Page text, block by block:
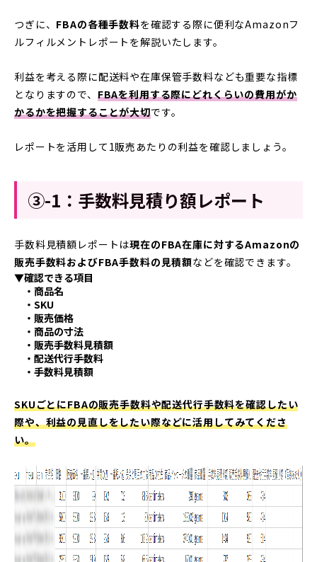
つぎに、 FBAの各種手数料を確認する際に便利なAmazonフ
ルフィルメントレポートを解説いたします。
利益を考える際に配送料や在庫保管手数料なども重要な指標
となりますので、 FBAを利用する際にどれくらいの費用がか
かるかを把握することが大切です。
レポートを活用して1販売あたりの利益を確認しましょう。
③-1：手数料見積り額レポート
手数料見積額レポートは現在のFBA在庫に対するAmazonの
販売手数料およびFBA手数料の見積額などを確認できます。
▼確認できる項目
・商品名
・SKU
・販売価格
・商品の寸法
・販売手数料見積額
・配送代行手数料
・手数料見積額
SKUごとにFBAの販売手数料や配送代行手数料を確認したい
際や、利益の見直しをしたい際などに活用してみてくださ
い。